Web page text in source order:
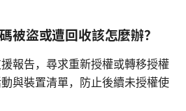
被盜或遭回收該怎麼辦？
報告，尋求重新授權或轉移授權
與裝置清單，防止後續未授權使